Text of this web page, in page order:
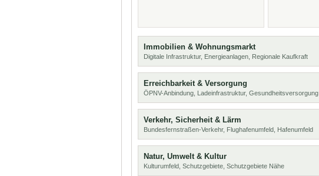
Immobilien & Wohnungsmarkt
Digitale Infrastruktur, Energieanlagen, Regionale Kaufkraft
Erreichbarkeit & Versorgung
ÖPNV-Anbindung, Ladeinfrastruktur, Gesundheitsversorgung
Verkehr, Sicherheit & Lärm
Bundesfernstraßen-Verkehr, Flughafenumfeld, Hafenumfeld
Natur, Umwelt & Kultur
Kulturumfeld, Schutzgebiete, Schutzgebiete Nähe